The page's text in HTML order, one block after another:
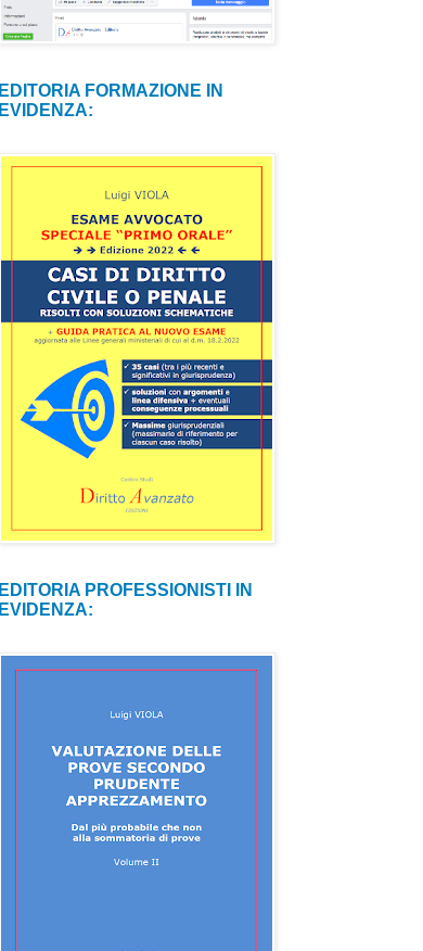
EDITORIA FORMAZIONE IN
EVIDENZA:
EDITORIA PROFESSIONISTI IN
EVIDENZA: